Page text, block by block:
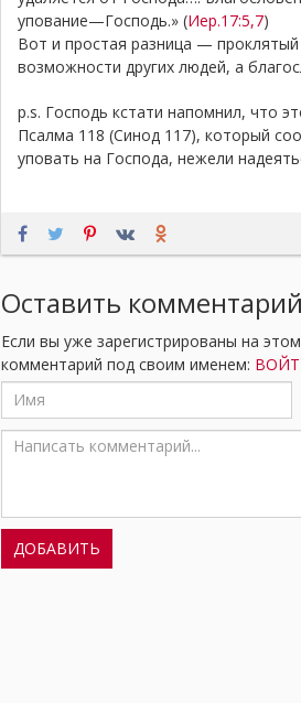
упование—Господь.» (Иер.17:5,7)
Вот и простая разница —
возможности других людей, а
p.s. Господь кстати напомнил, что
Псалма 118 (Синод 117), который
уповать на Господа, нежели
Оставить комментарий
Если вы уже зарегистрированы на
комментарий под своим именем: